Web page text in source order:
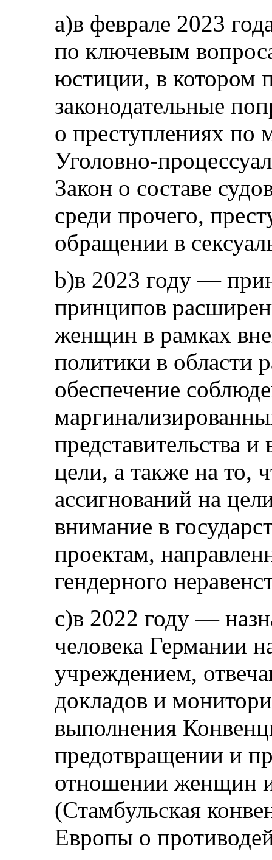
a)в феврале 2023
по ключевым
юстиции, в котором
законодательные
о преступлениях по
Уголовно-
Закон о составе
среди прочего,
обращении в
b)в 2023 году —
принципов
женщин в рамках
политики в области
обеспечение
представительства
цели, а также на то,
ассигнований на
внимание в
проектам,
гендерного
c)в 2022 году —
человека Германии
учреждением,
докладов и
выполнения
предотвращении и
отношении женщин
(Стамбульская
Европы о